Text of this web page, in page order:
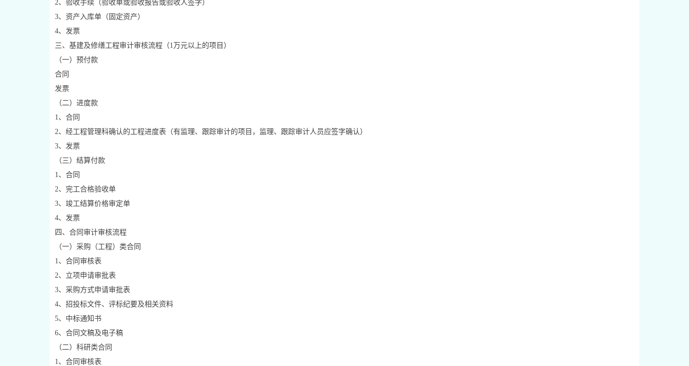
2、验收手续（验收单或验收报告或验收人签字）
3、资产入库单（固定资产）
4、发票
三、基建及修缮工程审计审核流程（1万元以上的项目）
（一）预付款
合同
发票
（二）进度款
1、合同
2、经工程管理科确认的工程进度表（有监理、跟踪审计的项目，监理、跟踪审计人员应签字确认）
3、发票
（三）结算付款
1、合同
2、完工合格验收单
3、竣工结算价格审定单
4、发票
四、合同审计审核流程
（一）采购（工程）类合同
1、合同审核表
2、立项申请审批表
3、采购方式申请审批表
4、招投标文件、评标纪要及相关资料
5、中标通知书
6、合同文稿及电子稿
（二）科研类合同
1、合同审核表